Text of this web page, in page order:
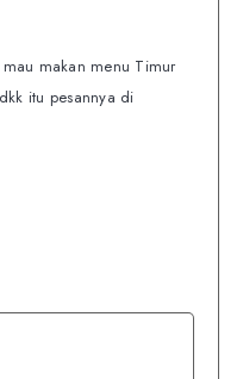
makan menu Timur
itu pesannya di